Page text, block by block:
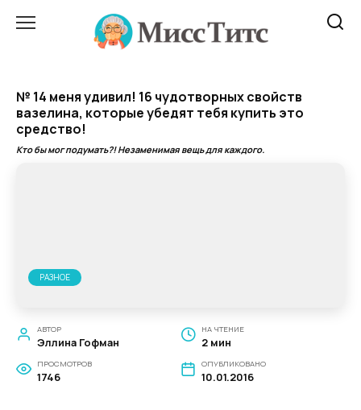
№ 14 меня удивил! 16 чудотворных свойств
вазелина, которые убедят тебя купить это
средство!
Кто бы мог подумать?! Незаменимая вещь для каждого.
РАЗНОЕ
АВТОР
Эллина Гофман
НА ЧТЕНИЕ
2 мин
ПРОСМОТРОВ
1746
ОПУБЛИКОВАНО
10.01.2016